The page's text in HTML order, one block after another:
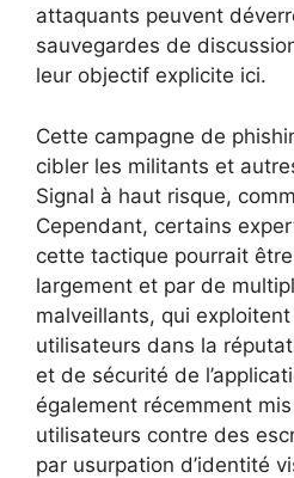
attaquants peuvent
sauvegardes de
leur objectif explicite ici.
Cette campagne de
cibler les militants et
Signal à haut risque,
Cependant, certains
cette tactique pourrait
largement et par de
malveillants, qui
utilisateurs dans la
et de sécurité de
également récemment
utilisateurs contre des
par usurpation d’identité